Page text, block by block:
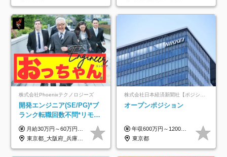
株式会社Phoenixテクノロジーズ
開発エンジニア(SE/PG)*ブ
ランク転職回数不問*リモー
ト案件多数*残業ほぼ0*通院
のための半休制度あり
月給30万円～60万円+住宅手当+職能手当+役職手当+決算賞与+報奨金 ※経験・能力を考慮し、優遇します ※給与には20時間分のみなし時間外手当(3万7000円以上)を含みます(超過時間分は別途追加支給) ※試用期間3～6ヵ月あり(その間の給与、待遇に差異なし) ※場合によって契約社員での採用の可能性あり(面接時に応相談)
東京都_大阪府_兵庫県_京都府_福岡県
株式会社日本経済新聞社【ポジションマッチ登録】
オープンポジション
年収600万円～1200万円 ※上記年収は、想定年収です。住居費補助、子手当などの各種手当を含む金額です。 ※経験・能力等を考慮の上、当社規定により決定します。
東京都